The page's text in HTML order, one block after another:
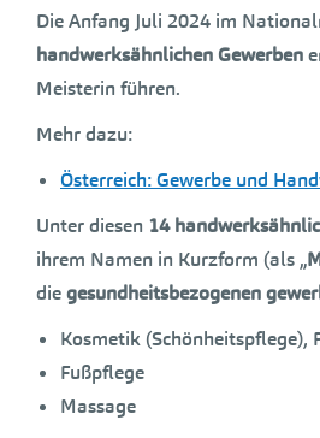
Die Anfang Juli 2024 im
handwerksähnlichen Gewerben
Meisterin führen.
Mehr dazu:
Österreich: Gewerbe und
Unter diesen 14
ihrem Namen in Kurzform (als „
diegesundheitsbezogenen
Kosmetik (Schönheitspflege),
Fußpflege
Massage